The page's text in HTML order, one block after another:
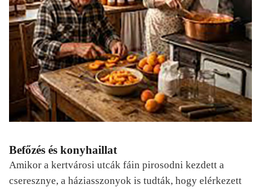
Befőzés és konyhaillat
Amikor a kertvárosi utcák fáin pirosodni kezdett a
cseresznye, a háziasszonyok is tudták, hogy elérkezett